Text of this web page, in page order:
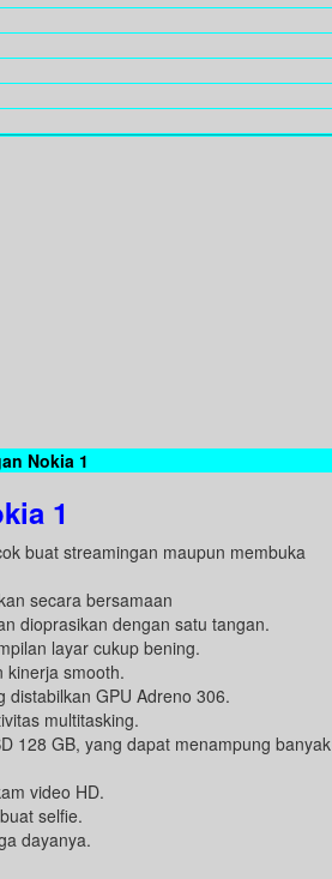
Nokia 1
1
buat streamingan maupun membuka
secara bersamaan
dioprasikan dengan satu tangan.
layar cukup bening.
kinerja smooth.
distabilkan GPU Adreno 306.
multitasking.
128 GB, yang dapat menampung banyak
video HD.
selfie.
dayanya.